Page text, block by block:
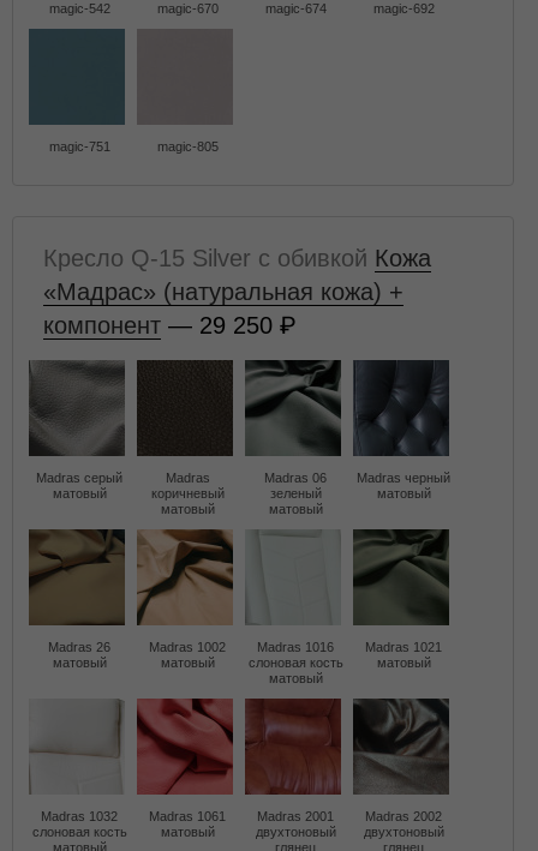
magic-542 magic-670 magic-674 magic-692
magic-751 magic-805
Кресло Q-15 Silver с обивкой Кожа
«Мадрас» (натуральная кожа) +
компонент — 29 250
Madras серый
матовый
Madras
коричневый
матовый
Madras 06
зеленый
матовый
Madras черный
матовый
Madras 26
матовый
Madras 1002
матовый
Madras 1016
слоновая кость
матовый
Madras 1021
матовый
Madras 1032
слоновая кость
матовый
Madras 1061
матовый
Madras 2001
двухтоновый
глянец
Madras 2002
двухтоновый
глянец